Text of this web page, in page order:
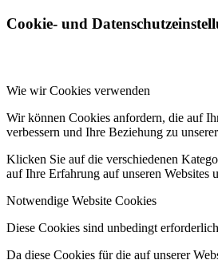
Cookie- und
Wie wir Cookies verwenden
Wir können Cookies anfordern, die auf
verbessern und Ihre Beziehung zu
Klicken Sie auf die verschiedenen
auf Ihre Erfahrung auf unseren Websites
Notwendige Website Cookies
Diese Cookies sind unbedingt
Da diese Cookies für die auf unserer